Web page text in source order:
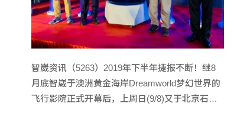
智崴资讯（5263）2019年下半年捷报不断！继8
月底智崴于澳洲黄金海岸Dreamworld梦幻世界的
飞行影院正式开幕后，上周日(9/8)又于北京石景